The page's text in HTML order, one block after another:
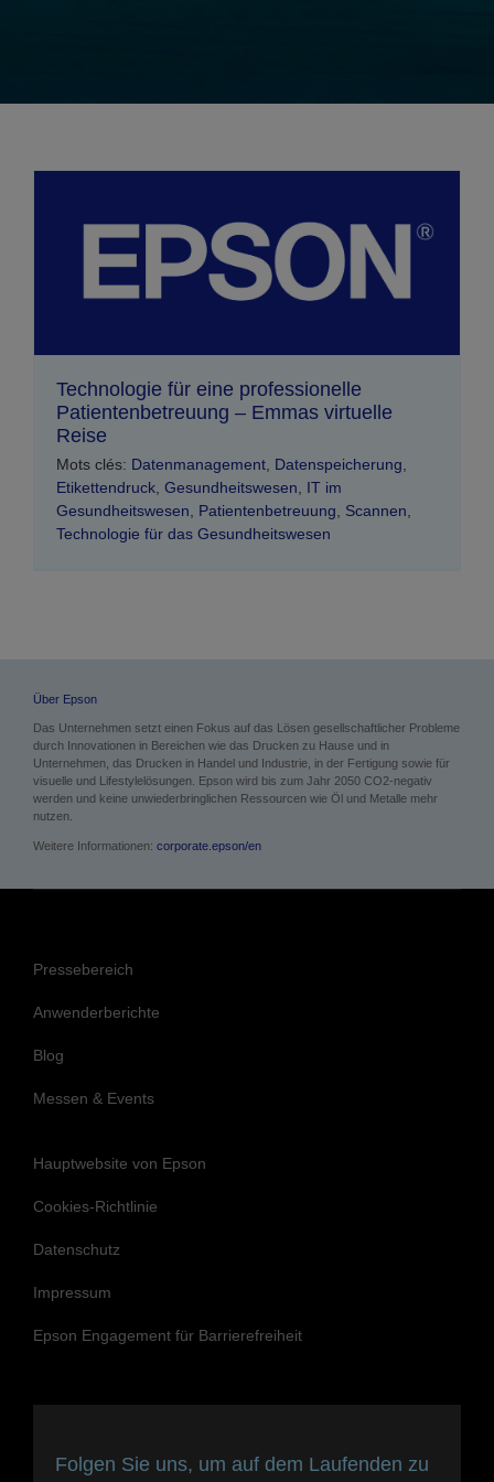
Technologie für eine professionelle
Patientenbetreuung – Emmas virtuelle
Reise
Mots clés: Datenmanagement Datenspeicherung
Etikettendruck Gesundheitswesen
IT im
Gesundheitswesen
Patientenbetreuung Scannen
Technologie für das Gesundheitswesen
Über Epson
Das Unternehmen setzt einen Fokus auf das Lösen gesellschaftlicher Probleme
durch Innovationen in Bereichen wie das Drucken zu Hause und in
Unternehmen, das Drucken in Handel und Industrie, in der Fertigung sowie für
visuelle und Lifestylelösungen. Epson wird bis zum Jahr 2050 CO2-negativ
werden und keine unwiederbringlichen Ressourcen wie Öl und Metalle mehr
nutzen.
Weitere Informationen: corporate.epson/en
Pressebereich
Anwenderberichte
Blog
Messen & Events
Hauptwebsite von Epson
Cookies-Richtlinie
Datenschutz
Impressum
Epson Engagement für Barrierefreiheit
Folgen Sie uns, um auf dem Laufenden zu